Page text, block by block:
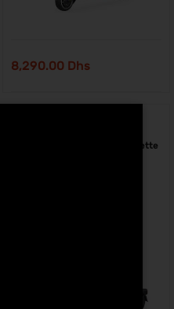
8,290.00 Dhs
Segway Ninebot D18E trottinette